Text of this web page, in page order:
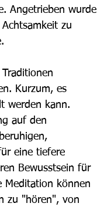
Angetrieben wurde
zu
Kurzum, es
werden kann.
auf den
eine tiefere
Bewusstsein für
Meditation können
zu "hören", von